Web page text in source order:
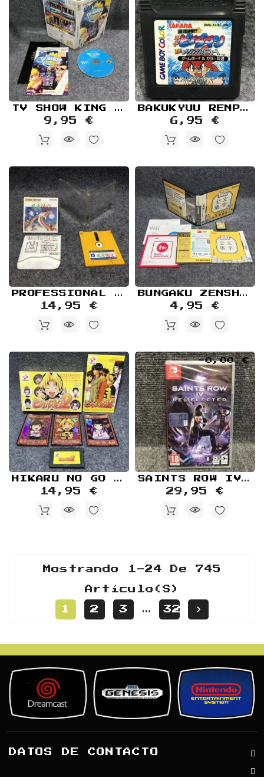
TV SHOW KING PARTY NINTENDO WII
9,95 €
BAKUKYUU RENPATSU SUPER B DAMAN GEKITAN RISING VALKYRIE CARTUCHO NINTENDO GAME BOY COLOR GBC
6,95 €
PROFESSIONAL MAHJONG GOKUU NINTENDO FAMICOM DISK
14,95 €
BUNGAKU ZENSHUU NINTENDO DS
4,95 €
HIKARU NO GO 2 NINTENDO GAME BOY ADVANCE GBA
14,95 €
-0,00 €
SAINTS ROW IV RE ELECTED NUEVO PRECINTADO NINTENDO SWITCH
29,95 €
Mostrando 1-24 De 745
Artículo(s)
1 2 3 … 32 
DATOS DE CONTACTO